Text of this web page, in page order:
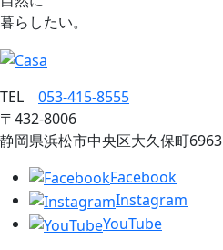
暮らしたい。
TEL 053‐415‐8555
〒432‐8006
静岡県浜松市中央区大久保町6963
Facebook
Instagram
YouTube